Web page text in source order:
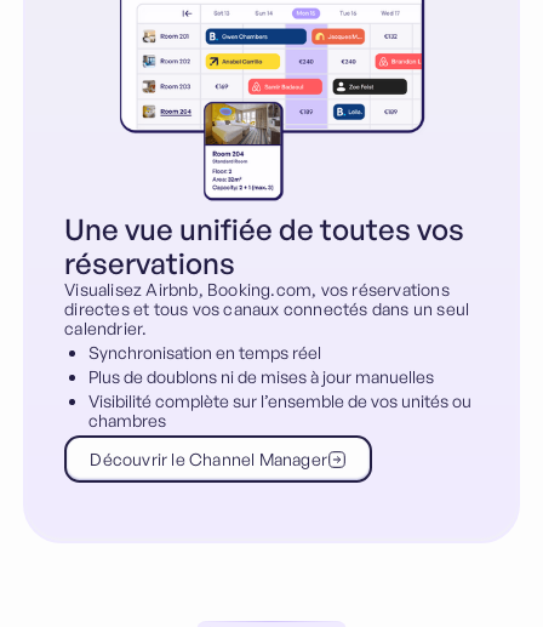
Une vue unifiée de toutes vos
réservations
Visualisez Airbnb, Booking.com, vos réservations
directes et tous vos canaux connectés dans un seul
calendrier.
Synchronisation en temps réel
Plus de doublons ni de mises à jour manuelles
Visibilité complète sur l’ensemble de vos unités ou
chambres
Découvrir le Channel Manager